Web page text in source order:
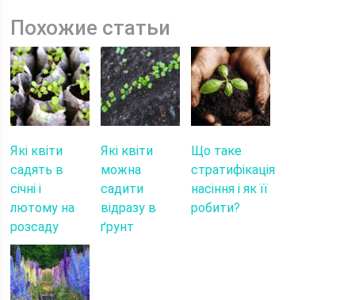
Похожие статьи
Які квіти
садять в
січні і
лютому на
розсаду
Які квіти
можна
садити
відразу в
ґрунт
Що таке
стратифікація
насіння і як її
робити?